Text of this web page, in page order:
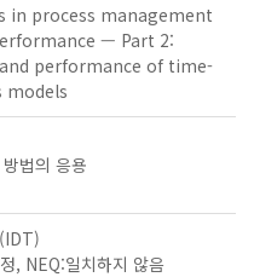
in process management
— Part 2:
performance of time-
models
법의 응용
, NEQ:일치하지 않음